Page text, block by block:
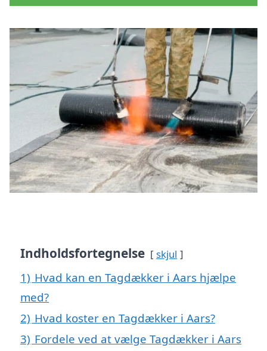
Indholdsfortegnelse skjul
1) Hvad kan en Tagdækker i Aars hjælpe
med?
2) Hvad koster en Tagdækker i Aars?
3) Fordele ved at vælge Tagdækker i Aars